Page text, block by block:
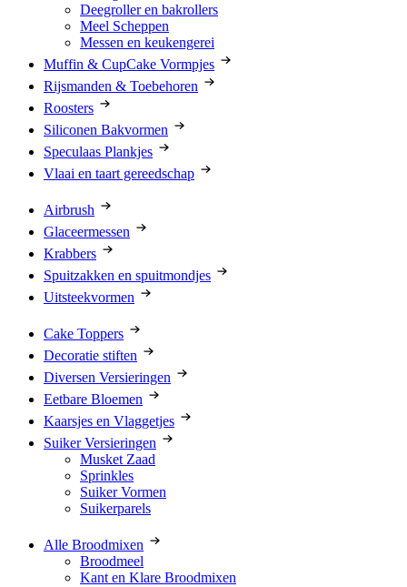
Deegroller en bakrollers
Meel Scheppen
Messen en keukengerei
Muffin & CupCake Vormpjes
Rijsmanden & Toebehoren
Roosters
Siliconen Bakvormen
Speculaas Plankjes
Vlaai en taart gereedschap
Airbrush
Glaceermessen
Krabbers
Spuitzakken en spuitmondjes
Uitsteekvormen
Cake Toppers
Decoratie stiften
Diversen Versieringen
Eetbare Bloemen
Kaarsjes en Vlaggetjes
Suiker Versieringen
Musket Zaad
Sprinkles
Suiker Vormen
Suikerparels
Alle Broodmixen
Broodmeel
Kant en Klare Broodmixen